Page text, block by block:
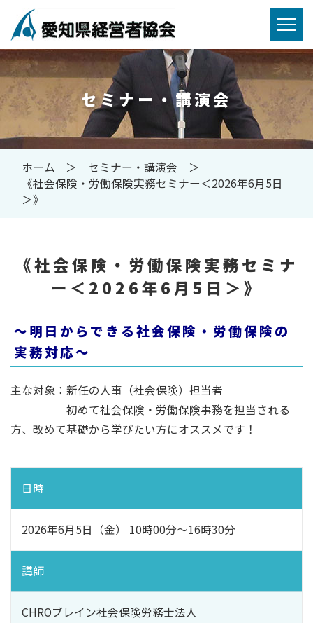
セミナー・講演会
ホーム
セミナー・講演会
《社会保険・労働保険実務セミナー＜2026年6月5日
＞》
《社会保険・労働保険実務セミナ
ー＜2026年6月5日＞》
～明日からできる社会保険・労働保険の
実務対応～
主な対象：新任の人事（社会保険）担当者
初めて社会保険・労働保険事務を担当される
方、改めて基礎から学びたい方にオススメです！
日時
2026年6月5日（金） 10時00分～16時30分
講師
CHROブレイン社会保険労務士法人